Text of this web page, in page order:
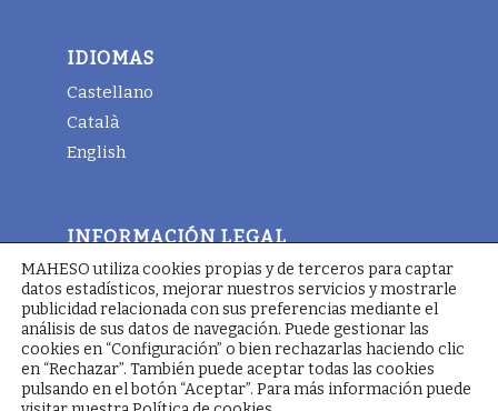
IDIOMAS
Castellano
Català
English
INFORMACIÓN LEGAL
Aviso legal
Términos y condiciones generales
Política de cookies
MAHESO utiliza cookies propias y de terceros para captar
datos estadísticos, mejorar nuestros servicios y mostrarle
publicidad relacionada con sus preferencias mediante el
análisis de sus datos de navegación. Puede gestionar las
cookies en “Configuración” o bien rechazarlas haciendo clic
en “Rechazar”. También puede aceptar todas las cookies
pulsando en el botón “Aceptar”. Para más información puede